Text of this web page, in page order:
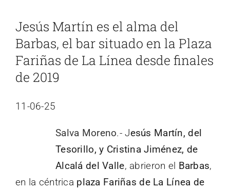
Jesús Martín es el alma del
Barbas, el bar situado en la Plaza
Fariñas de La Línea desde finales
de 2019
11-06-25
Salva Moreno.- Jesús Martín, del
Tesorillo, y Cristina Jiménez, de
Alcalá del Valle, abrieron el Barbas,
en la céntrica plaza Fariñas de La Línea de